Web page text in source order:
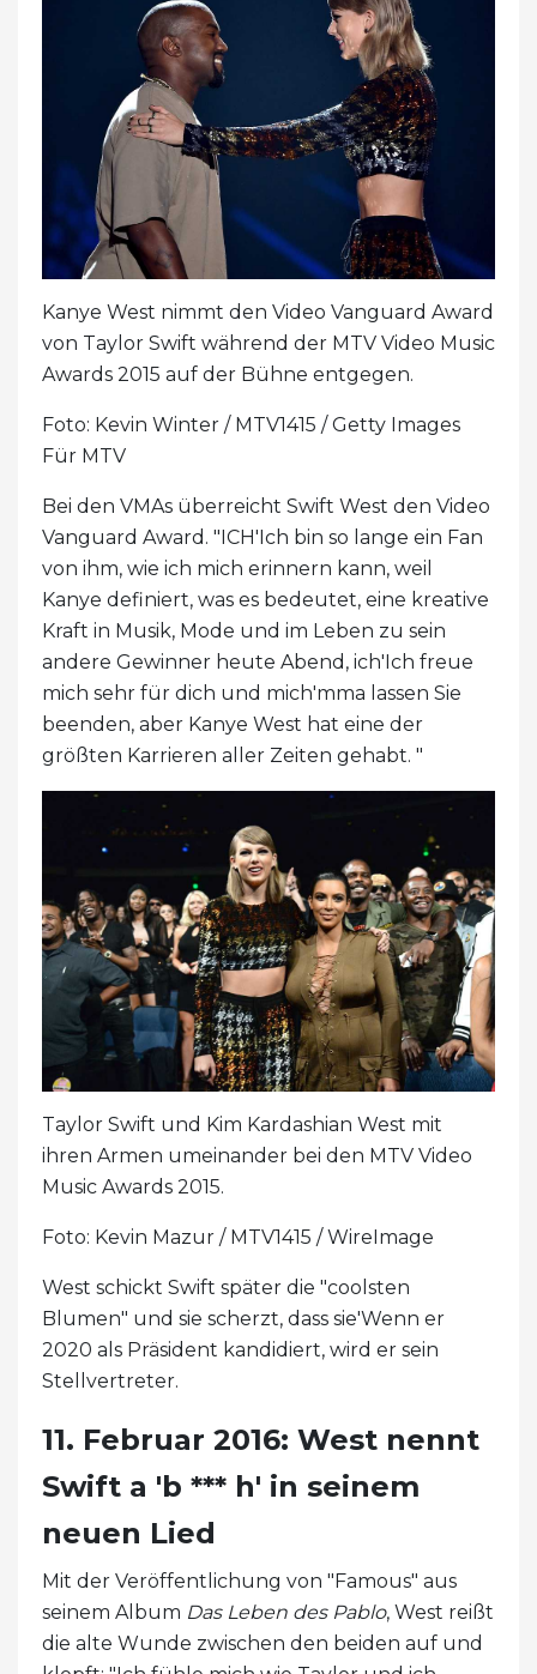
Kanye West nimmt den Video Vanguard Award
von Taylor Swift während der MTV Video Music
Awards 2015 auf der Bühne entgegen.
Foto: Kevin Winter / MTV1415 / Getty Images
Für MTV
Bei den VMAs überreicht Swift West den Video
Vanguard Award. "ICH'Ich bin so lange ein Fan
von ihm, wie ich mich erinnern kann, weil
Kanye definiert, was es bedeutet, eine kreative
Kraft in Musik, Mode und im Leben zu sein
andere Gewinner heute Abend, ich'Ich freue
mich sehr für dich und mich'mma lassen Sie
beenden, aber Kanye West hat eine der
größten Karrieren aller Zeiten gehabt. "
Taylor Swift und Kim Kardashian West mit
ihren Armen umeinander bei den MTV Video
Music Awards 2015.
Foto: Kevin Mazur / MTV1415 / WireImage
West schickt Swift später die "coolsten
Blumen" und sie scherzt, dass sie'Wenn er
2020 als Präsident kandidiert, wird er sein
Stellvertreter.
11. Februar 2016: West nennt
Swift a 'b *** h' in seinem
neuen Lied
Mit der Veröffentlichung von "Famous" aus
seinem Album Das Leben des Pablo, West reißt
die alte Wunde zwischen den beiden auf und